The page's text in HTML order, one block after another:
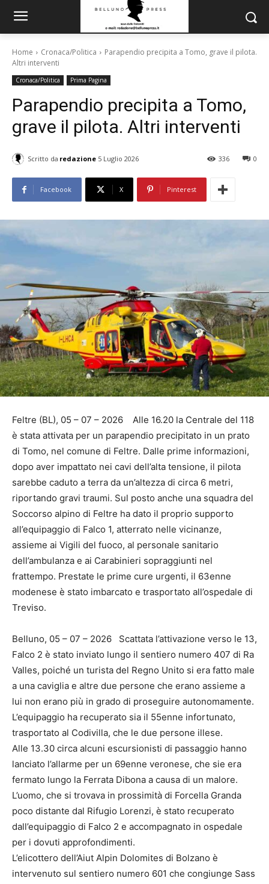
Home Cronaca/Politica
Parapendio precipita a Tomo, grave il pilota.
Altri interventi
Cronaca/Politica Prima Pagina
Parapendio precipita a Tomo,
grave il pilota. Altri interventi
Scritto da redazione 5 Luglio 2026 0
336
Facebook X Pinterest
Feltre (BL), 05 – 07 – 2026 Alle 16.20 la Centrale del 118
è stata attivata per un parapendio precipitato in un prato
di Tomo, nel comune di Feltre. Dalle prime informazioni,
dopo aver impattato nei cavi dell’alta tensione, il pilota
sarebbe caduto a terra da un’altezza di circa 6 metri,
riportando gravi traumi. Sul posto anche una squadra del
Soccorso alpino di Feltre ha dato il proprio supporto
all’equipaggio di Falco 1, atterrato nelle vicinanze,
assieme ai Vigili del fuoco, al personale sanitario
dell’ambulanza e ai Carabinieri sopraggiunti nel
frattempo. Prestate le prime cure urgenti, il 63enne
modenese è stato imbarcato e trasportato all’ospedale di
Treviso.
Belluno, 05 – 07 – 2026 Scattata l’attivazione verso le 13,
Falco 2 è stato inviato lungo il sentiero numero 407 di Ra
Valles, poiché un turista del Regno Unito si era fatto male
a una caviglia e altre due persone che erano assieme a
lui non erano più in grado di proseguire autonomamente.
L’equipaggio ha recuperato sia il 55enne infortunato,
trasportato al Codivilla, che le due persone illese.
Alle 13.30 circa alcuni escursionisti di passaggio hanno
lanciato l’allarme per un 69enne veronese, che sie era
fermato lungo la Ferrata Dibona a causa di un malore.
L’uomo, che si trovava in prossimità di Forcella Granda
poco distante dal Rifugio Lorenzi, è stato recuperato
dall’equipaggio di Falco 2 e accompagnato in ospedale
per i dovuti approfondimenti.
L’elicottero dell’Aiut Alpin Dolomites di Bolzano è
intervenuto sul sentiero numero 601 che congiunge Sass